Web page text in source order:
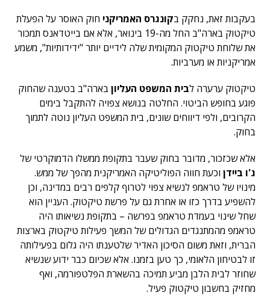
בעקבות זאת, נחקק בקונגרס האמריקני חוק האוסר על הפעלת
טיקטוק בארה"ב החל מה-19 בינואר, אלא אם בייטדאנס תמכור
את שלוחת טיקטוק המקומית שלה לידיים יותר "ידידותיות", משמע
אמריקניות או מערביות.
טיקטוק ערערה לבית המשפט העליון בארה"ב בטענה שהחוק
פוגע בחופש הביטוי. החלטה בנושא צפויה להתקבל בימים
הקרובים, ולפי דיווחים שונים, בית המשפט העליון נוטה לתמוך
בחוק.
אלא שכזכור, מדובר בחוק שעבר בתקופת ממשלו הדמוקרטי של
ג'ו ביידן וכעת חווה הפוליטיקה האמריקנית מהפך של ממש.
מינויו של טראמפ לנשיא צפוי לטרוף קלפים רבים במדינה, וכן
להשפיע בדרך כזו או אחרת גם על פרשת טיקטוק. העניין הוא
שחל שינוי בעמדת טראמפ בפרשה – בתקופת נשיאותו היה
טראמפ מהמתנגדים הגדולים של המשך פעילות טיקטוק בארצות
הברית, וזאת משום הסיכון האדיר שלטענתו היה גלום בפעילותה
זו לבטיחון הלאומי, כך טען בזמנו. אלא שכיום כבר ידוע שנשיא
שחוזר לבית הלבן מביע תמיכה בהשארת הפלטפורמה, ואף
מחזיק בחשבון טיקטוק פעיל.